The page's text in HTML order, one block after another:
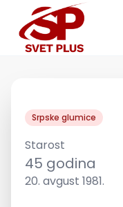
Srpske glumice
Starost
45 godina
20. avgust 1981.